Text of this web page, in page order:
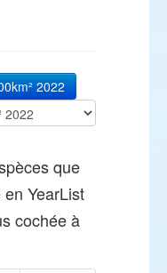
2022
que
YearList
cochée à